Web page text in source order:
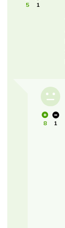
5 1
8 1